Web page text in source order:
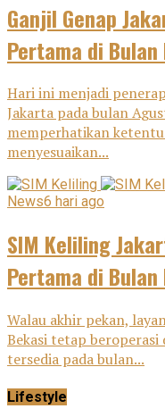
Ganjil Genap
Pertama di Bulan
Hari ini menjadi
Jakarta pada bulan
memperhatikan
menyesuaikan...
News6 hari ago
SIM Keliling
Pertama di Bulan
Walau akhir pekan,
Bekasi tetap
tersedia pada bulan...
Lifestyle